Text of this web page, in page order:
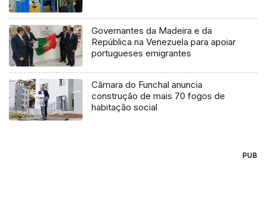
Governantes da Madeira e da
República na Venezuela para apoiar
portugueses emigrantes
Câmara do Funchal anuncia
construção de mais 70 fogos de
habitação social
PUB